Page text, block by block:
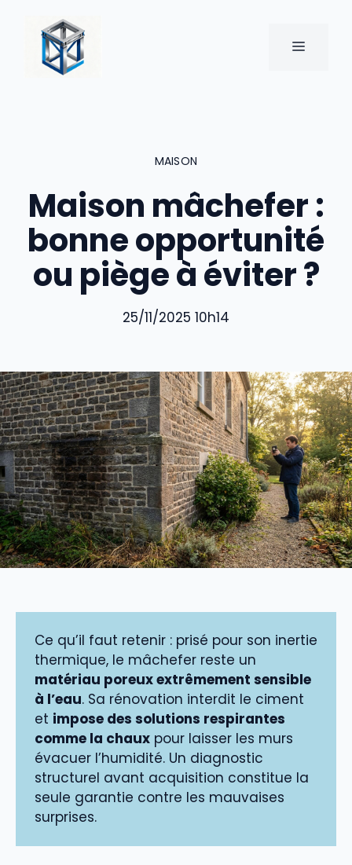
contenu
MENU
MAISON
Maison mâchefer :
bonne opportunité
ou piège à éviter ?
25/11/2025 10h14
Ce qu’il faut retenir : prisé pour son inertie
thermique, le mâchefer reste un
matériau poreux extrêmement sensible
à l’eau. Sa rénovation interdit le ciment
et impose des solutions respirantes
comme la chaux pour laisser les murs
évacuer l’humidité. Un diagnostic
structurel avant acquisition constitue la
seule garantie contre les mauvaises
surprises.